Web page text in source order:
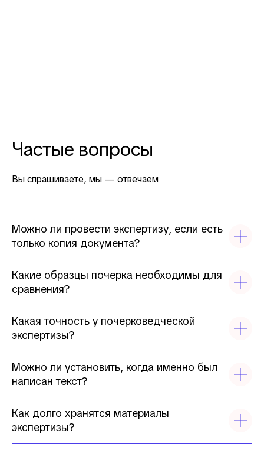
Частые вопросы
Вы спрашиваете, мы — отвечаем
Можно ли провести экспертизу, если есть
только копия документа?
Какие образцы почерка необходимы для
сравнения?
Какая точность у почерковедческой
экспертизы?
Можно ли установить, когда именно был
написан текст?
Как долго хранятся материалы
экспертизы?